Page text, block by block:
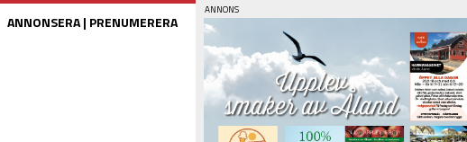
ANNONSERA| PRENUMERERA